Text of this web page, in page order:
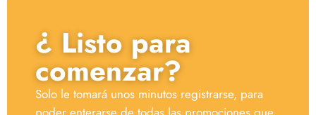
¿ Listo para
comenzar?
Solo le tomará unos minutos registrarse, para